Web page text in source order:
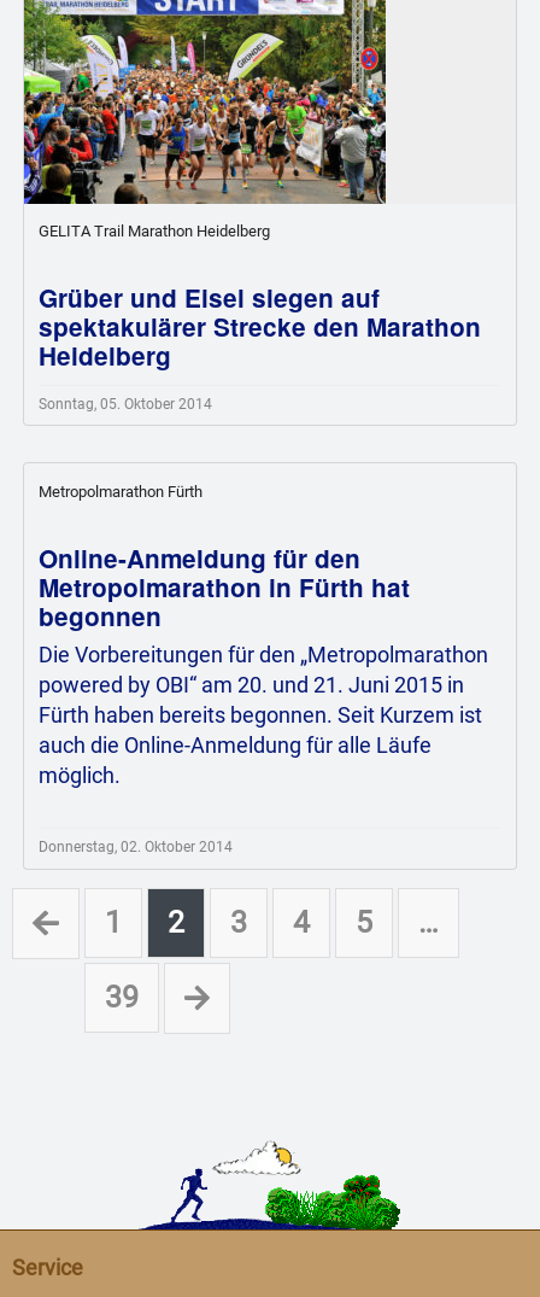
GELITA Trail Marathon Heidelberg
Grüber und Eisel siegen auf
spektakulärer Strecke den Marathon
Heidelberg
Sonntag, 05. Oktober 2014
Metropolmarathon Fürth
Online-Anmeldung für den
Metropolmarathon in Fürth hat
begonnen
Die Vorbereitungen für den „Metropolmarathon
powered by OBI“ am 20. und 21. Juni 2015 in
Fürth haben bereits begonnen. Seit Kurzem ist
auch die Online-Anmeldung für alle Läufe
möglich.
Donnerstag, 02. Oktober 2014
1 2 3 4 5 …
39
Service